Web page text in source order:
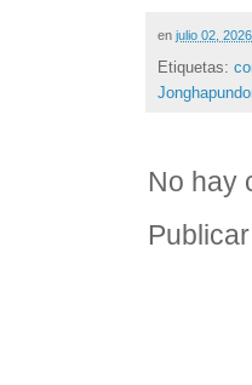
en julio 02, 2026
Etiquetas:
No hay